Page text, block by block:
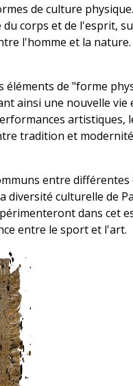
de culture
corps et de l'esprit,
l'homme et la
de "forme
ainsi une nouvelle vie
artistiques,
tradition et
entre différentes
diversité culturelle de
dans cet
entre le sport et l'art.